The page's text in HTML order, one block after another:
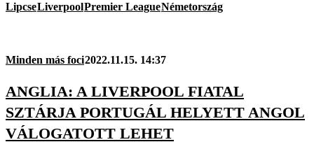
LipcseLiverpoolPremier LeagueNémetország
Minden más foci2022.11.15. 14:37
ANGLIA: A LIVERPOOL FIATAL
SZTÁRJA PORTUGÁL HELYETT ANGOL
VÁLOGATOTT LEHET